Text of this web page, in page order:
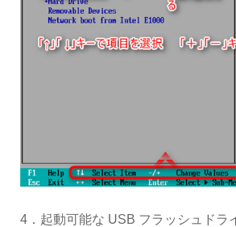
4．起動可能な USB フラッシュドラ